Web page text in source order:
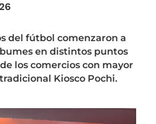
del fútbol comenzaron a
en distintos puntos
los comercios con mayor
Kiosco Pochi.